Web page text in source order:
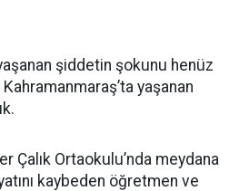
şiddetin şokunu henüz
yaşanan
Çalık Ortaokulu’nda meydana
kaybeden öğretmen ve